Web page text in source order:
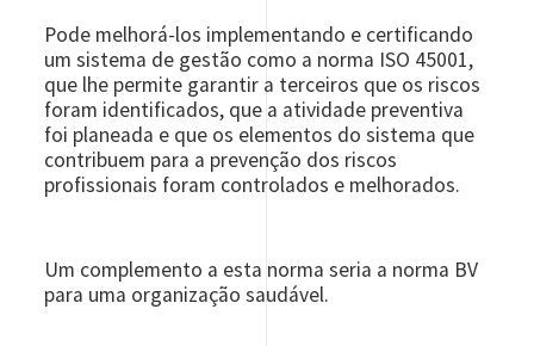
Pode melhorá-los implementando e certificando
um sistema de gestão como a norma ISO 45001,
que lhe permite garantir a terceiros que os riscos
foram identificados, que a atividade preventiva
foi planeada e que os elementos do sistema que
contribuem para a prevenção dos riscos
profissionais foram controlados e melhorados.
Um complemento a esta norma seria a norma BV
para uma organização saudável.